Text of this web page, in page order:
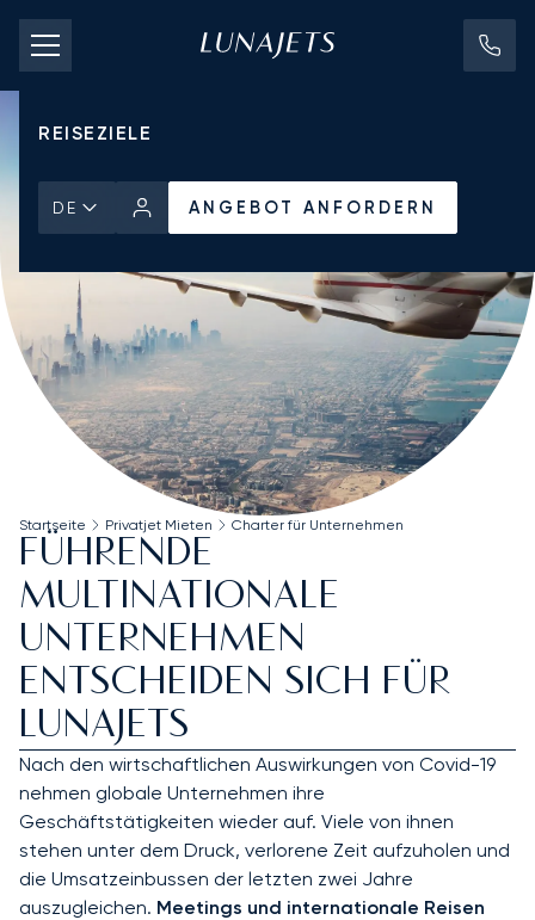
CHARTERPREISE
PRIVATJETS
REISEZIELE
DE ANGEBOT ANFORDERN
Startseite Privatjet Mieten Charter für Unternehmen
FÜHRENDE
MULTINATIONALE
UNTERNEHMEN
ENTSCHEIDEN SICH FÜR
LUNAJETS
Nach den wirtschaftlichen Auswirkungen von Covid-19
nehmen globale Unternehmen ihre
Geschäftstätigkeiten wieder auf. Viele von ihnen
stehen unter dem Druck, verlorene Zeit aufzuholen und
die Umsatzeinbussen der letzten zwei Jahre
auszugleichen. Meetings und internationale Reisen